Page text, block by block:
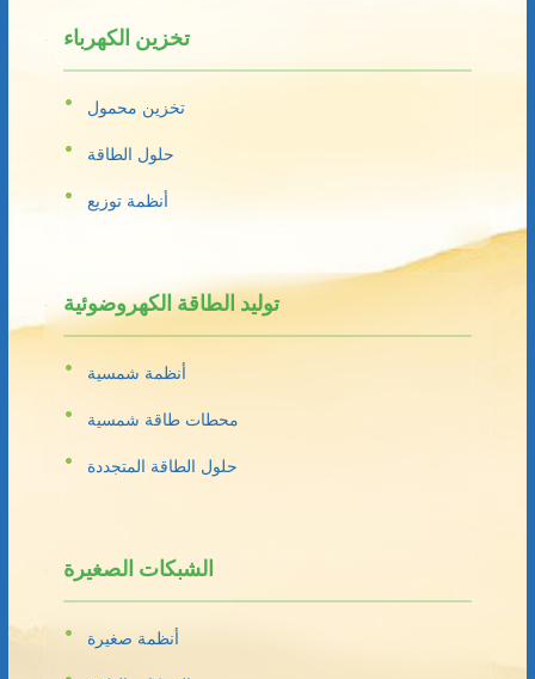
تخزين الكهرباء
تخزين محمول
حلول الطاقة
أنظمة توزيع
توليد الطاقة الكهروضوئية
أنظمة شمسية
محطات طاقة شمسية
حلول الطاقة المتجددة
الشبكات الصغيرة
أنظمة صغيرة